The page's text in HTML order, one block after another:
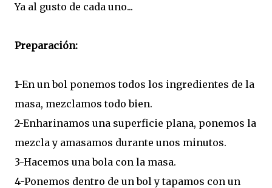
Ya al gusto de cada uno...
Preparación:
1-En un bol ponemos todos los ingredientes de la
masa, mezclamos todo bien.
2-Enharinamos una superficie plana, ponemos la
mezcla y amasamos durante unos minutos.
3-Hacemos una bola con la masa.
4-Ponemos dentro de un bol y tapamos con un